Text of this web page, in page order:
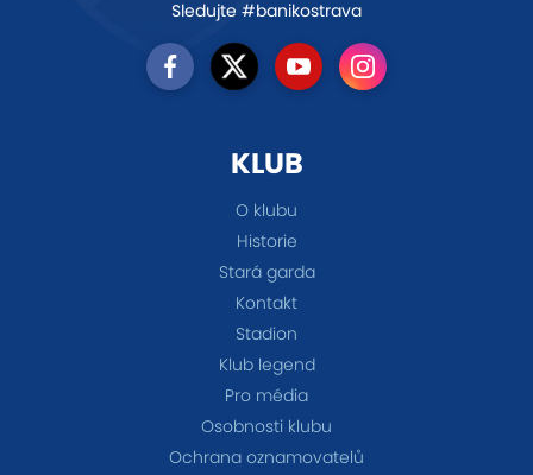
Sledujte #banikostrava
KLUB
O klubu
Historie
Stará garda
Kontakt
Stadion
Klub legend
Pro média
Osobnosti klubu
Ochrana oznamovatelů